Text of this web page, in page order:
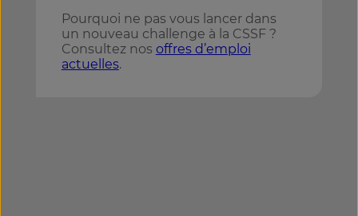
Pourquoi ne pas vous lancer dans
un nouveau challenge à la CSSF ?
Consultez nos offres d’emploi
actuelles.